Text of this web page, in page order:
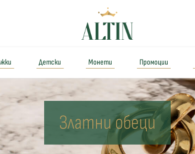
Детски Монети Промоции
Златни обеци